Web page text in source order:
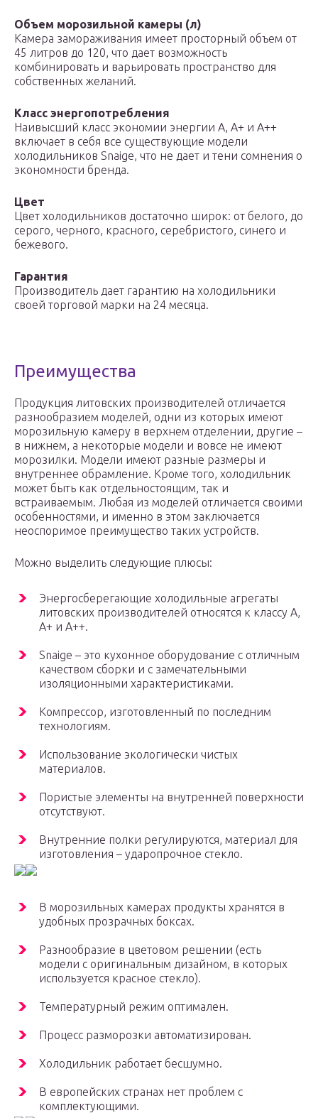
Объем морозильной камеры (л)
Камера замораживания имеет просторный объем от
45 литров до 120, что дает возможность
комбинировать и варьировать пространство для
собственных желаний.
Класс энергопотребления
Наивысший класс экономии энергии А, А+ и А++
включает в себя все существующие модели
холодильников Snaige, что не дает и тени сомнения о
экономности бренда.
Цвет
Цвет холодильников достаточно широк: от белого, до
серого, черного, красного, серебристого, синего и
бежевого.
Гарантия
Производитель дает гарантию на холодильники
своей торговой марки на 24 месяца.
Преимущества
Продукция литовских производителей отличается
разнообразием моделей, одни из которых имеют
морозильную камеру в верхнем отделении, другие –
в нижнем, а некоторые модели и вовсе не имеют
морозилки. Модели имеют разные размеры и
внутреннее обрамление. Кроме того, холодильник
может быть как отдельностоящим, так и
встраиваемым. Любая из моделей отличается своими
особенностями, и именно в этом заключается
неоспоримое преимущество таких устройств.
Можно выделить следующие плюсы:
Энергосберегающие холодильные агрегаты
литовских производителей относятся к классу А,
А+ и А++.
Snaige – это кухонное оборудование с отличным
качеством сборки и с замечательными
изоляционными характеристиками.
Компрессор, изготовленный по последним
технологиям.
Использование экологически чистых
материалов.
Пористые элементы на внутренней поверхности
отсутствуют.
Внутренние полки регулируются, материал для
изготовления – ударопрочное стекло.
В морозильных камерах продукты хранятся в
удобных прозрачных боксах.
Разнообразие в цветовом решении (есть
модели с оригинальным дизайном, в которых
используется красное стекло).
Температурный режим оптимален.
Процесс разморозки автоматизирован.
Холодильник работает бесшумно.
В европейских странах нет проблем с
комплектующими.